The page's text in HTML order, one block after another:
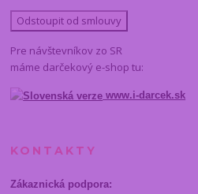
Odstoupit od smlouvy
Pre návštevníkov zo SR
máme darčekový e-shop tu:
www.i-darcek.sk
KONTAKTY
Zákaznická podpora: